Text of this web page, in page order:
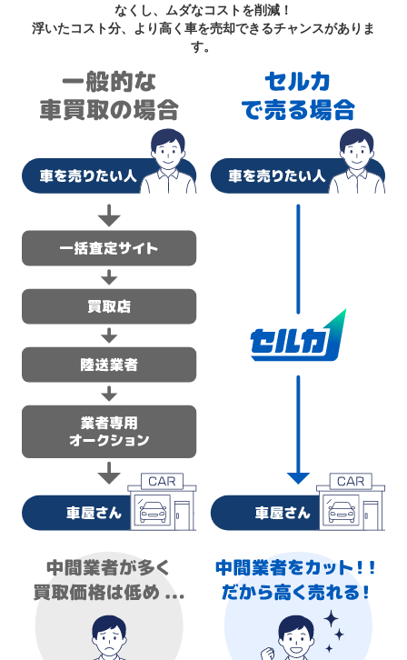
なくし、ムダなコストを削減！
浮いたコスト分、より高く車を売却できるチャンスがありま
す。